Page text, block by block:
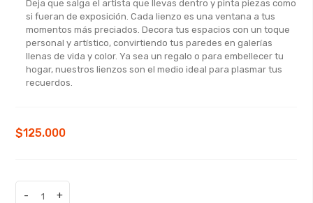
Deja que salga el artista que llevas dentro y pinta piezas como
si fueran de exposición. Cada lienzo es una ventana a tus
momentos más preciados. Decora tus espacios con un toque
personal y artístico, convirtiendo tus paredes en galerías
llenas de vida y color. Ya sea un regalo o para embellecer tu
hogar, nuestros lienzos son el medio ideal para plasmar tus
recuerdos.
de
$125.000
- +